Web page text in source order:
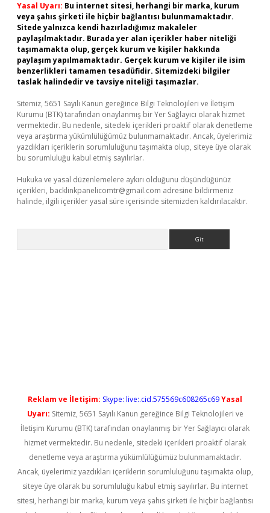
Yasal Uyarı: Bu internet sitesi, herhangi bir marka, kurum
veya şahıs şirketi ile hiçbir bağlantısı bulunmamaktadır.
Sitede yalnızca kendi hazırladığımız makaleler
paylaşılmaktadır. Burada yer alan içerikler haber niteliği
taşımamakta olup, gerçek kurum ve kişiler hakkında
paylaşım yapılmamaktadır. Gerçek kurum ve kişiler ile isim
benzerlikleri tamamen tesadüfidir. Sitemizdeki bilgiler
taslak halindedir ve tavsiye niteliği taşımazlar.
Sitemiz, 5651 Sayılı Kanun gereğince Bilgi Teknolojileri ve İletişim
Kurumu (BTK) tarafından onaylanmış bir Yer Sağlayıcı olarak hizmet
vermektedir. Bu nedenle, sitedeki içerikleri proaktif olarak denetleme
veya araştırma yükümlülüğümüz bulunmamaktadır. Ancak, üyelerimiz
yazdıkları içeriklerin sorumluluğunu taşımakta olup, siteye üye olarak
bu sorumluluğu kabul etmiş sayılırlar.
Hukuka ve yasal düzenlemelere aykırı olduğunu düşündüğünüz
içerikleri, backlinkpanelicomtr@gmail.com adresine bildirmeniz
halinde, ilgili içerikler yasal süre içerisinde sitemizden kaldırılacaktır.
Reklam ve İletişim: Skype: live:.cid.575569c608265c69Yasal
Uyarı: Sitemiz, 5651 Sayılı Kanun gereğince Bilgi Teknolojileri ve
İletişim Kurumu (BTK) tarafından onaylanmış bir Yer Sağlayıcı olarak
hizmet vermektedir. Bu nedenle, sitedeki içerikleri proaktif olarak
denetleme veya araştırma yükümlülüğümüz bulunmamaktadır.
Ancak, üyelerimiz yazdıkları içeriklerin sorumluluğunu taşımakta olup,
siteye üye olarak bu sorumluluğu kabul etmiş sayılırlar. Bu internet
sitesi, herhangi bir marka, kurum veya şahıs şirketi ile hiçbir bağlantısı